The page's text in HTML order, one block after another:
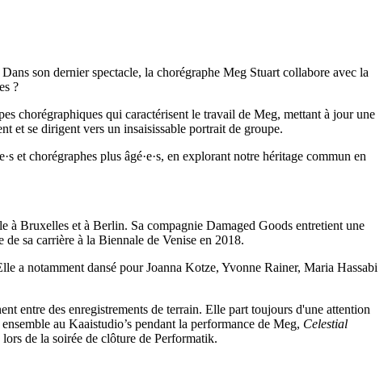
son dernier spectacle, la chorégraphe Meg Stuart collabore avec la
?
chorégraphiques qui caractérisent le travail de Meg, mettant à jour une
et se dirigent vers un insaisissable portrait de groupe.
et chorégraphes plus âgé·e·s, en explorant notre héritage commun en
à Bruxelles et à Berlin. Sa compagnie Damaged Goods entretient une
sa carrière à la Biennale de Venise en 2018.
a notamment dansé pour Joanna Kotze, Yvonne Rainer, Maria Hassabi
entre des enregistrements de terrain. Elle part toujours d'une attention
au Kaaistudio’s pendant la performance de Meg, Celestial
de la soirée de clôture de Performatik.